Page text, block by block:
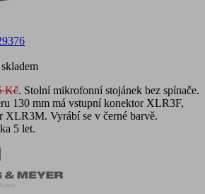
Kč. Stolní mikrofonní stojánek bez spínače.
130 mm má vstupní konektor XLR3F,
XLR3M. Vyrábí se v černé barvě.
5 let.